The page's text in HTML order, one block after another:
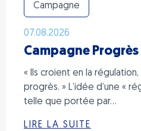
Campagne
07.08.2026
Campagne Progrès
« Ils croient en la régulation,
progrès. » L’idée d’une «
telle que portée par…
LIRE LA SUITE